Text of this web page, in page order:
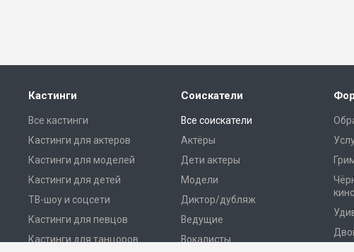
Кастинги
Все кастинги
Кастинги для актеров
Кастинги для моделей
Кастинги для детей
ТВ-шоу и соцсети
Кастинги для певцов
Кастинги для танцоров
Соискатели
Все соискатели
Актёры
Дети актеры
Модели
Диктор/дубляж
Ведущие
Вокалисты